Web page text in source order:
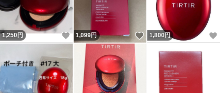
1,250円 いいね！
1,099円 いいね！
1,800 円